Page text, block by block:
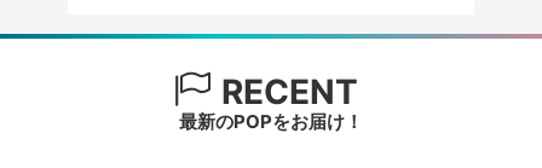
RECENT
最新のPOPをお届け！